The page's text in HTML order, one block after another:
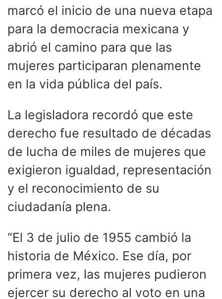
marcó el inicio de una nueva etapa
para la democracia mexicana y
abrió el camino para que las
mujeres participaran plenamente
en la vida pública del país.
La legisladora recordó que este
derecho fue resultado de décadas
de lucha de miles de mujeres que
exigieron igualdad, representación
y el reconocimiento de su
ciudadanía plena.
“El 3 de julio de 1955 cambió la
historia de México. Ese día, por
primera vez, las mujeres pudieron
ejercer su derecho al voto en una